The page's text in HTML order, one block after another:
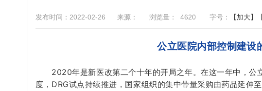
发布时间：2022-02-26 来源： 浏览量： 4620 字号： 【加大】
公立医院内部控制建设
2020年是新医改第二个十年的开局之年。在这一年中，公
度，DRG试点持续推进，国家组织的集中带量采购由药品延伸